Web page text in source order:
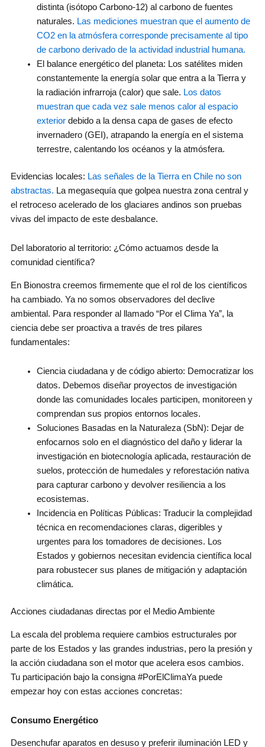
distinta (isótopo Carbono-12) al carbono de fuentes
naturales. Las mediciones muestran que el aumento de
CO2 en la atmósfera corresponde precisamente al tipo
de carbono derivado de la actividad industrial humana.
El balance energético del planeta: Los satélites miden
constantemente la energía solar que entra a la Tierra y
la radiación infrarroja (calor) que sale. Los datos
muestran que cada vez sale menos calor al espacio
exteriordebido a la densa capa de gases de efecto
invernadero (GEI), atrapando la energía en el sistema
terrestre, calentando los océanos y la atmósfera.
Evidencias locales: Las señales de la Tierra en Chile no son
abstractas. La megasequía que golpea nuestra zona central y
el retroceso acelerado de los glaciares andinos son pruebas
vivas del impacto de este desbalance.
Del laboratorio al territorio: ¿Cómo actuamos desde la
comunidad científica?
En Bionostra creemos firmemente que el rol de los científicos
ha cambiado. Ya no somos observadores del declive
ambiental. Para responder al llamado “Por el Clima Ya”, la
ciencia debe ser proactiva a través de tres pilares
fundamentales:
Ciencia ciudadana y de código abierto: Democratizar los
datos. Debemos diseñar proyectos de investigación
donde las comunidades locales participen, monitoreen y
comprendan sus propios entornos locales.
Soluciones Basadas en la Naturaleza (SbN): Dejar de
enfocarnos solo en el diagnóstico del daño y liderar la
investigación en biotecnología aplicada, restauración de
suelos, protección de humedales y reforestación nativa
para capturar carbono y devolver resiliencia a los
ecosistemas.
Incidencia en Políticas Públicas: Traducir la complejidad
técnica en recomendaciones claras, digeribles y
urgentes para los tomadores de decisiones. Los
Estados y gobiernos necesitan evidencia científica local
para robustecer sus planes de mitigación y adaptación
climática.
Acciones ciudadanas directas por el Medio Ambiente
La escala del problema requiere cambios estructurales por
parte de los Estados y las grandes industrias, pero la presión y
la acción ciudadana son el motor que acelera esos cambios.
Tu participación bajo la consigna #PorElClimaYa puede
empezar hoy con estas acciones concretas:
Consumo Energético
Desenchufar aparatos en desuso y preferir iluminación LED y